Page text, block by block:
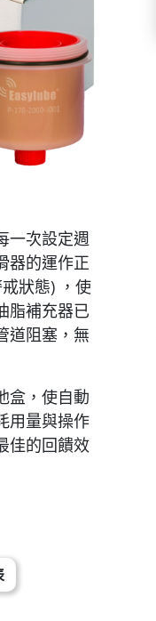
一次設定週
器的運作正
狀態) ，使
脂補充器已
道阻塞，無
盒，使自動
用量與操作
佳的回饋效